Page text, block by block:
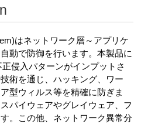
はネットワーク層～アプリケ
動で防御を行います。本製品に
侵入パターンがインプットさ
術を通じ、ハッキング、ワー
型ウィルス等を精確に防ぎま
パイウェアやグレイウェア、フ
。この他、ネットワーク異常分